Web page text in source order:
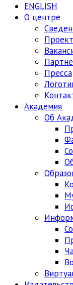
ENGLISH
О центре
Пресса
Академия
Об